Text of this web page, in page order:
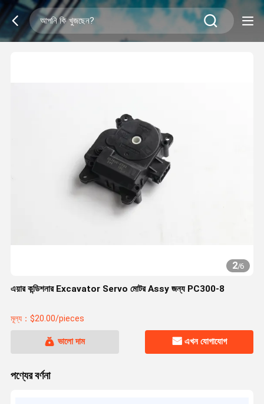
2/6
এয়ার কন্ডিশনার Excavator Servo মোটর Assy জন্য PC300-8
মূল্য：$20.00/pieces
ভালো দাম এখন যোগাযোগ
পণ্যের বর্ণনা